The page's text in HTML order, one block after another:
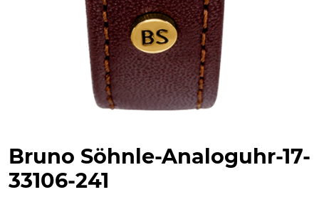
Bruno Söhnle-Analoguhr-17-
33106-241